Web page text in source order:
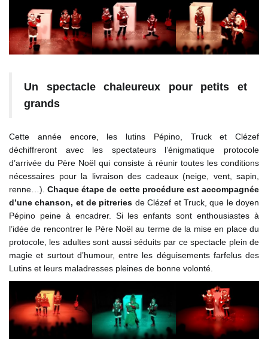
Un spectacle chaleureux pour petits et
grands
Cette année encore, les lutins Pépino, Truck et Clézef
déchiffreront avec les spectateurs l’énigmatique protocole
d’arrivée du Père Noël qui consiste à réunir toutes les conditions
nécessaires pour la livraison des cadeaux (neige, vent, sapin,
renne…).Chaque étape de cette procédure est accompagnée
d’une chanson, et de pitreries de Clézef et Truck, que le doyen
Pépino peine à encadrer. Si les enfants sont enthousiastes à
l’idée de rencontrer le Père Noël au terme de la mise en place du
protocole, les adultes sont aussi séduits par ce spectacle plein de
magie et surtout d’humour, entre les déguisements farfelus des
Lutins et leurs maladresses pleines de bonne volonté.